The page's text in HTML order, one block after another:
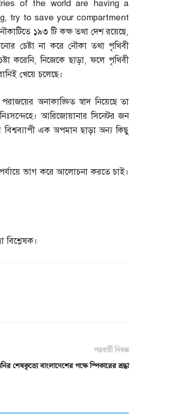
of the world are having a
try to save your compartment
১৯৩ টি কক্ষ তথা দেশ রয়েছে,
চেষ্টা না করে নৌকা তথা পৃথিবী
করেনি,নিজেকে ছাড়া,ফলে পৃথিবী
খেয়ে চলেছে।
অনাকাঙ্ক্ষিত স্বাদ নিয়েছে তা
আরিজোয়ানার সিনেটর জন
বিশ্বব্যাপী এক অপমান ছাড়া অন্য কিছু
ভাগ করে আলোচনা করতে চাই।
বিশ্লেষক।
পরবর্তী নিবন্ধ
শেষকৃত্যে বাংলাদেশের পক্ষে স্পিকারের শ্রদ্ধা